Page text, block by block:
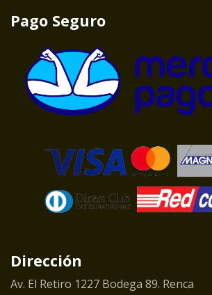
Pago Seguro
Dirección
Av. El Retiro 1227 Bodega 89. Renca